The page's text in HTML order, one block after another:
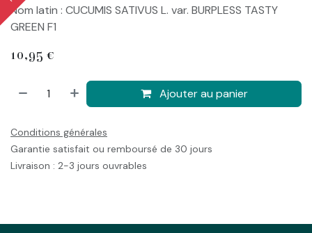
Nom latin : CUCUMIS SATIVUS L. var. BURPLESS TASTY
GREEN F1
10,95 €
Ajouter au panier
Conditions générales
Garantie satisfait ou remboursé de 30 jours
Livraison : 2-3 jours ouvrables